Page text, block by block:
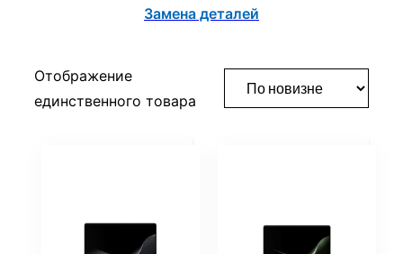
Замена деталей
Отображение
единственного товара